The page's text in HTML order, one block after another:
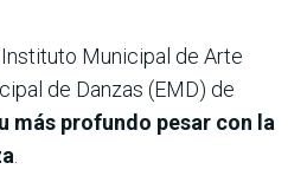
Municipal de Arte
de Danzas (EMD) de
más profundo pesar con la